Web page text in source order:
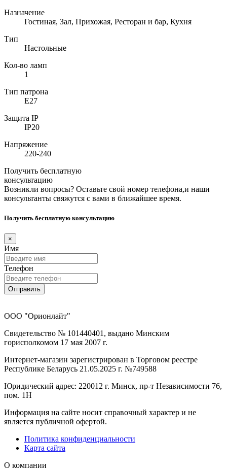
Назначение
Гостиная, Зал, Прихожая, Ресторан и бар, Кухня
Тип
Настольные
Кол-во ламп
1
Тип патрона
E27
Защита IP
IP20
Напряжение
220-240
Получить бесплатную
консультацию
Возникли вопросы? Оставьте свой номер телефона,и наши
консультанты свяжутся с вами в ближайшее время.
Получить бесплатную консультацию
×
Имя
Телефон
Отправить
ООО "Орионлайт"
Свидетельство № 101440401, выдано Минским
горисполкомом 17 мая 2007 г.
Интернет-магазин зарегистрирован в Торговом реестре
Республике Беларусь 21.05.2025 г. №749588
Юридический адрес: 220012 г. Минск, пр-т Независимости 76,
пом. 1Н
Информация на сайте носит справочный характер и не
является публичной офертой.
Политика конфиденциальности
Карта сайта
О компании